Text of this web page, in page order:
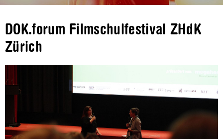
DOK.forum Filmschulfestival ZHdK
Zürich